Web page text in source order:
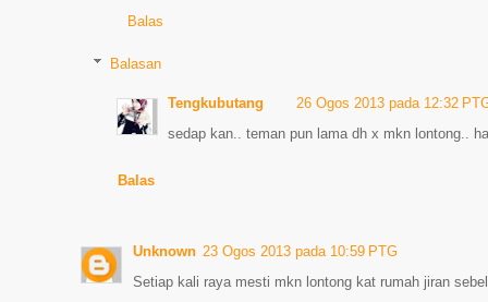
Balas
Balasan
Tengkubutang
26 Ogos 2013 pada 12:32
sedap kan.. teman pun lama dh x mkn lontong..
Balas
Unknown 23 Ogos 2013 pada 10:59 PTG
Setiap kali raya mesti mkn lontong kat rumah jiran